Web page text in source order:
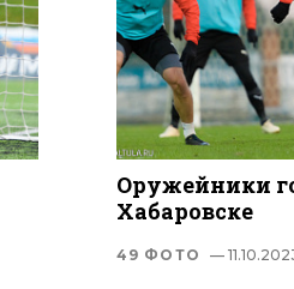
Оружейники
Хабаровске
49 ФОТО —